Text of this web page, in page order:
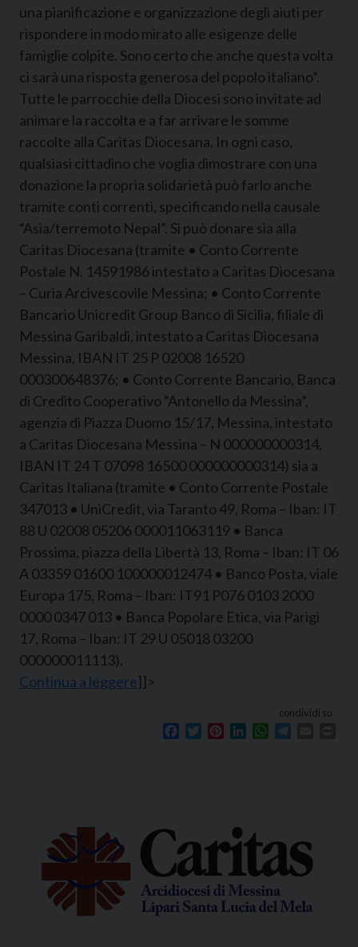
una pianificazione e organizzazione degli aiuti per
rispondere in modo mirato alle esigenze delle
famiglie colpite. Sono certo che anche questa volta
ci sarà una risposta generosa del popolo italiano”.
Tutte le parrocchie della Diocesi sono invitate ad
animare la raccolta e a far arrivare le somme
raccolte alla Caritas Diocesana. In ogni caso,
qualsiasi cittadino che voglia dimostrare con una
donazione la propria solidarietà può farlo anche
tramite conti correnti, specificando nella causale
“Asia/terremoto Nepal”. Si può donare sia alla
Caritas Diocesana (tramite • Conto Corrente
Postale N. 14591986 intestato a Caritas Diocesana
– Curia Arcivescovile Messina; • Conto Corrente
Bancario Unicredit Group Banco di Sicilia, filiale di
Messina Garibaldi, intestato a Caritas Diocesana
Messina, IBAN IT 25 P 02008 16520
000300648376; • Conto Corrente Bancario, Banca
di Credito Cooperativo “Antonello da Messina”,
agenzia di Piazza Duomo 15/17, Messina, intestato
a Caritas Diocesana Messina – N 000000000314,
IBAN IT 24 T 07098 16500 000000000314) sia a
Caritas Italiana (tramite • Conto Corrente Postale
347013 • UniCredit, via Taranto 49, Roma – Iban: IT
88 U 02008 05206 000011063119 • Banca
Prossima, piazza della Libertà 13, Roma – Iban: IT 06
A 03359 01600 100000012474 • Banco Posta, viale
Europa 175, Roma – Iban: IT91 P076 0103 2000
0000 0347 013 • Banca Popolare Etica, via Parigi
17, Roma – Iban: IT 29 U 05018 03200
000000011113).
Continua a leggere]]>
condividi su
Facebook
TwitterPinterestLinkedInWhatsApp